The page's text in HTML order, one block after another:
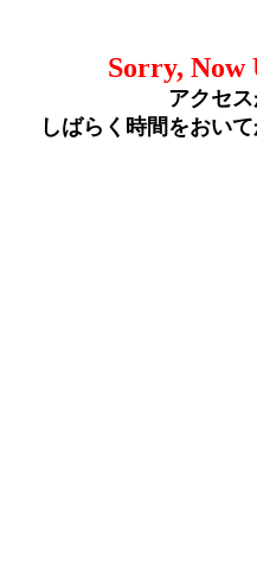
Sorry, Now
アクセ
しばらく時間をおい